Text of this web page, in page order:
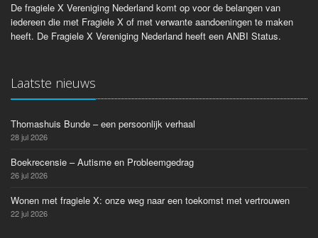
De fragiele X Vereniging Nederland komt op voor de belangen van
iedereen die met Fragiele X of met verwante aandoeningen te maken
heeft. De Fragiele X Vereniging Nederland heeft een ANBI Status.
Laatste nieuws
Thomashuis Bunde – een persoonlijk verhaal
28 jul 2026
Boekrecensie – Autisme en Probleemgedrag
26 jul 2026
Wonen met fragiele X: onze weg naar een toekomst met vertrouwen
22 jul 2026